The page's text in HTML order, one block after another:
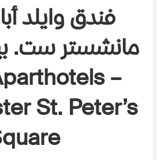
فندق وايلد
مانشستر ست.
St. Peter’s